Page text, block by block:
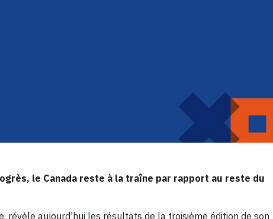
le Canada reste à la traîne par rapport au reste du
révèle aujourd'hui les résultats de la troisième édition de son